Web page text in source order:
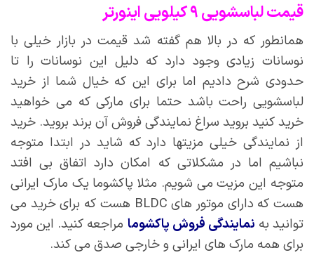
قیمت لباسشویی ۹ کیلویی اینورتر
همانطور که در بالا هم گفته شد قیمت در بازار خیلی با
نوسانات زیادی وجود دارد که دلیل این نوسانات را تا
حدودی شرح دادیم اما برای این که خیال شما از خرید
لباسشویی راحت باشد حتما برای مارکی که می خواهید
خرید کنید بروید سراغ نمایندگی فروش آن برند بروید. خرید
از نمایندگی خیلی مزیتها دارد که شاید در ابتدا متوجه
نباشیم اما در مشکلاتی که امکان دارد اتفاق بی افتد
متوجه این مزیت می شویم. مثلا پاکشوما یک مارک ایرانی
هست که دارای موتور های BLDC هست که برای خرید می
توانید به نمایندگی فروش پاکشوما مراجعه کنید. این مورد
برای همه مارک های ایرانی و خارجی صدق می کند.